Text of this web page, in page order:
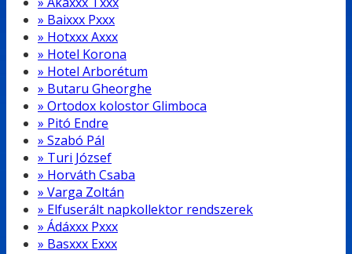
» Baixxx Pxxx
» Hotxxx Axxx
» Hotel Korona
» Hotel Arborétum
» Butaru Gheorghe
» Ortodox kolostor Glimboca
» Pitó Endre
» Szabó Pál
» Turi József
» Horváth Csaba
» Varga Zoltán
» Elfuserált napkollektor rendszerek
» Ádáxxx Pxxx
» Basxxx Exxx